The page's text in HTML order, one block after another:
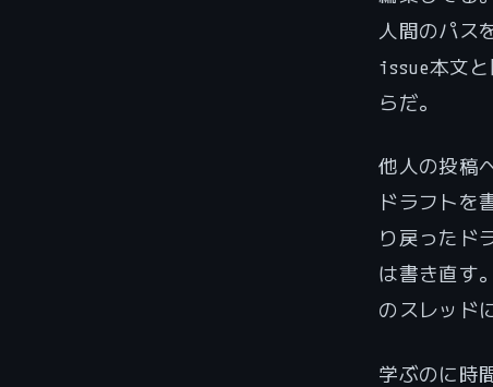
人間のパス
issue本文
らだ。
他人の投稿
ドラフトを
り戻ったド
は書き直す
のスレッド
学ぶのに時